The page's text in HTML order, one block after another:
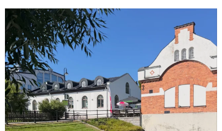
centrumfastigheter
Jul 28